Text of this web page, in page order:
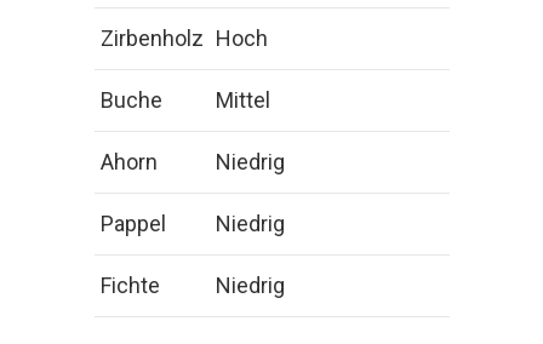
Zirbenholz Hoch
Buche Mittel
Ahorn Niedrig
Pappel Niedrig
Fichte Niedrig